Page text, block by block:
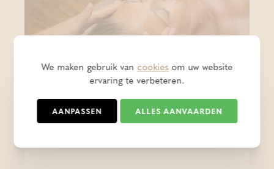
15% korting op 13/08
We maken gebruik vancookiesom uw website
ervaring te verbeteren.
AANPASSEN ALLES AANVAARDEN